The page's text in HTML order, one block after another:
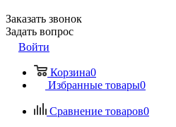
Заказать звонок
Задать вопрос
Войти
Корзина0
Избранные товары0
Сравнение товаров0